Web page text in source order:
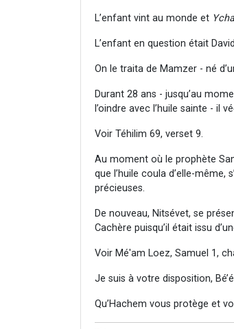
L’enfant vint au monde et
L’enfant en question était
On le traita de Mamzer - né
Durant 28 ans - jusqu’au
l’oindre avec l’huile sainte - il
Voir Téhilim 69, verset 9.
Au moment où le prophète
que l’huile coula d’elle-
précieuses.
De nouveau, Nitsévet, se
Cachère puisqu’il était issu
Voir Mé'am Loez, Samuel 1,
Je suis à votre disposition,
Qu’Hachem vous protège et